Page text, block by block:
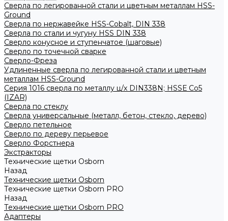
Сверла по легированной стали и цветным металлам HSS-
Ground
Сверла по нержавейке HSS-Cobalt, DIN 338
Сверла по стали и чугуну HSS DIN 338
Сверло конусное и ступенчатое (шаговые)
Сверло по точечной сварке
Сверло-Фреза
Удлиненные сверла по легированной стали и цветным
металлам HSS-Ground
Серия 1016 сверла по металлу ц/х DIN338N; HSSЕ Со5
(IZAR)
Сверла по стеклу
Сверла универсальные (металл, бетон, стекло, дерево)
Сверло петельное
Сверло по дереву перьевое
Сверло Форстнера
Экстракторы
Технические щетки Osborn
Назад
Технические щетки Osborn
Технические щетки Osborn PRO
Назад
Технические щетки Osborn PRO
Адаптеры